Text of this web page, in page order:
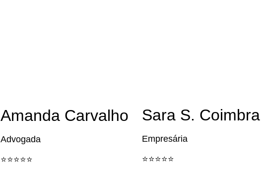
Amanda Carvalho
Advogada
⭐️⭐️⭐️⭐️⭐️
Sara S. Coimbra
Empresária
⭐️⭐️⭐️⭐️⭐️